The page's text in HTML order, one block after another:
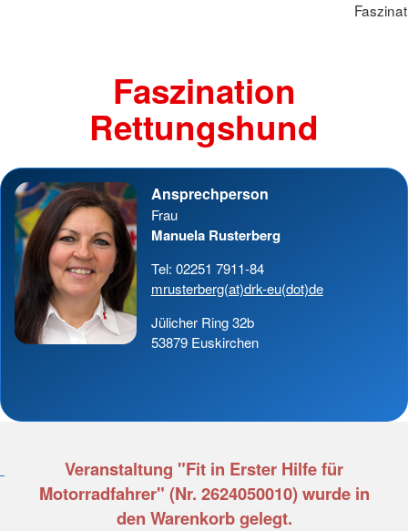
Faszination
Rettungshund
Ansprechperson
Frau
Manuela Rusterberg
Tel: 02251 7911-84
mrusterberg(at)drk-eu(dot)de
Jülicher Ring 32b
53879 Euskirchen
Veranstaltung "Fit in Erster Hilfe für
Motorradfahrer" (Nr. 2624050010) wurde in
den Warenkorb gelegt.